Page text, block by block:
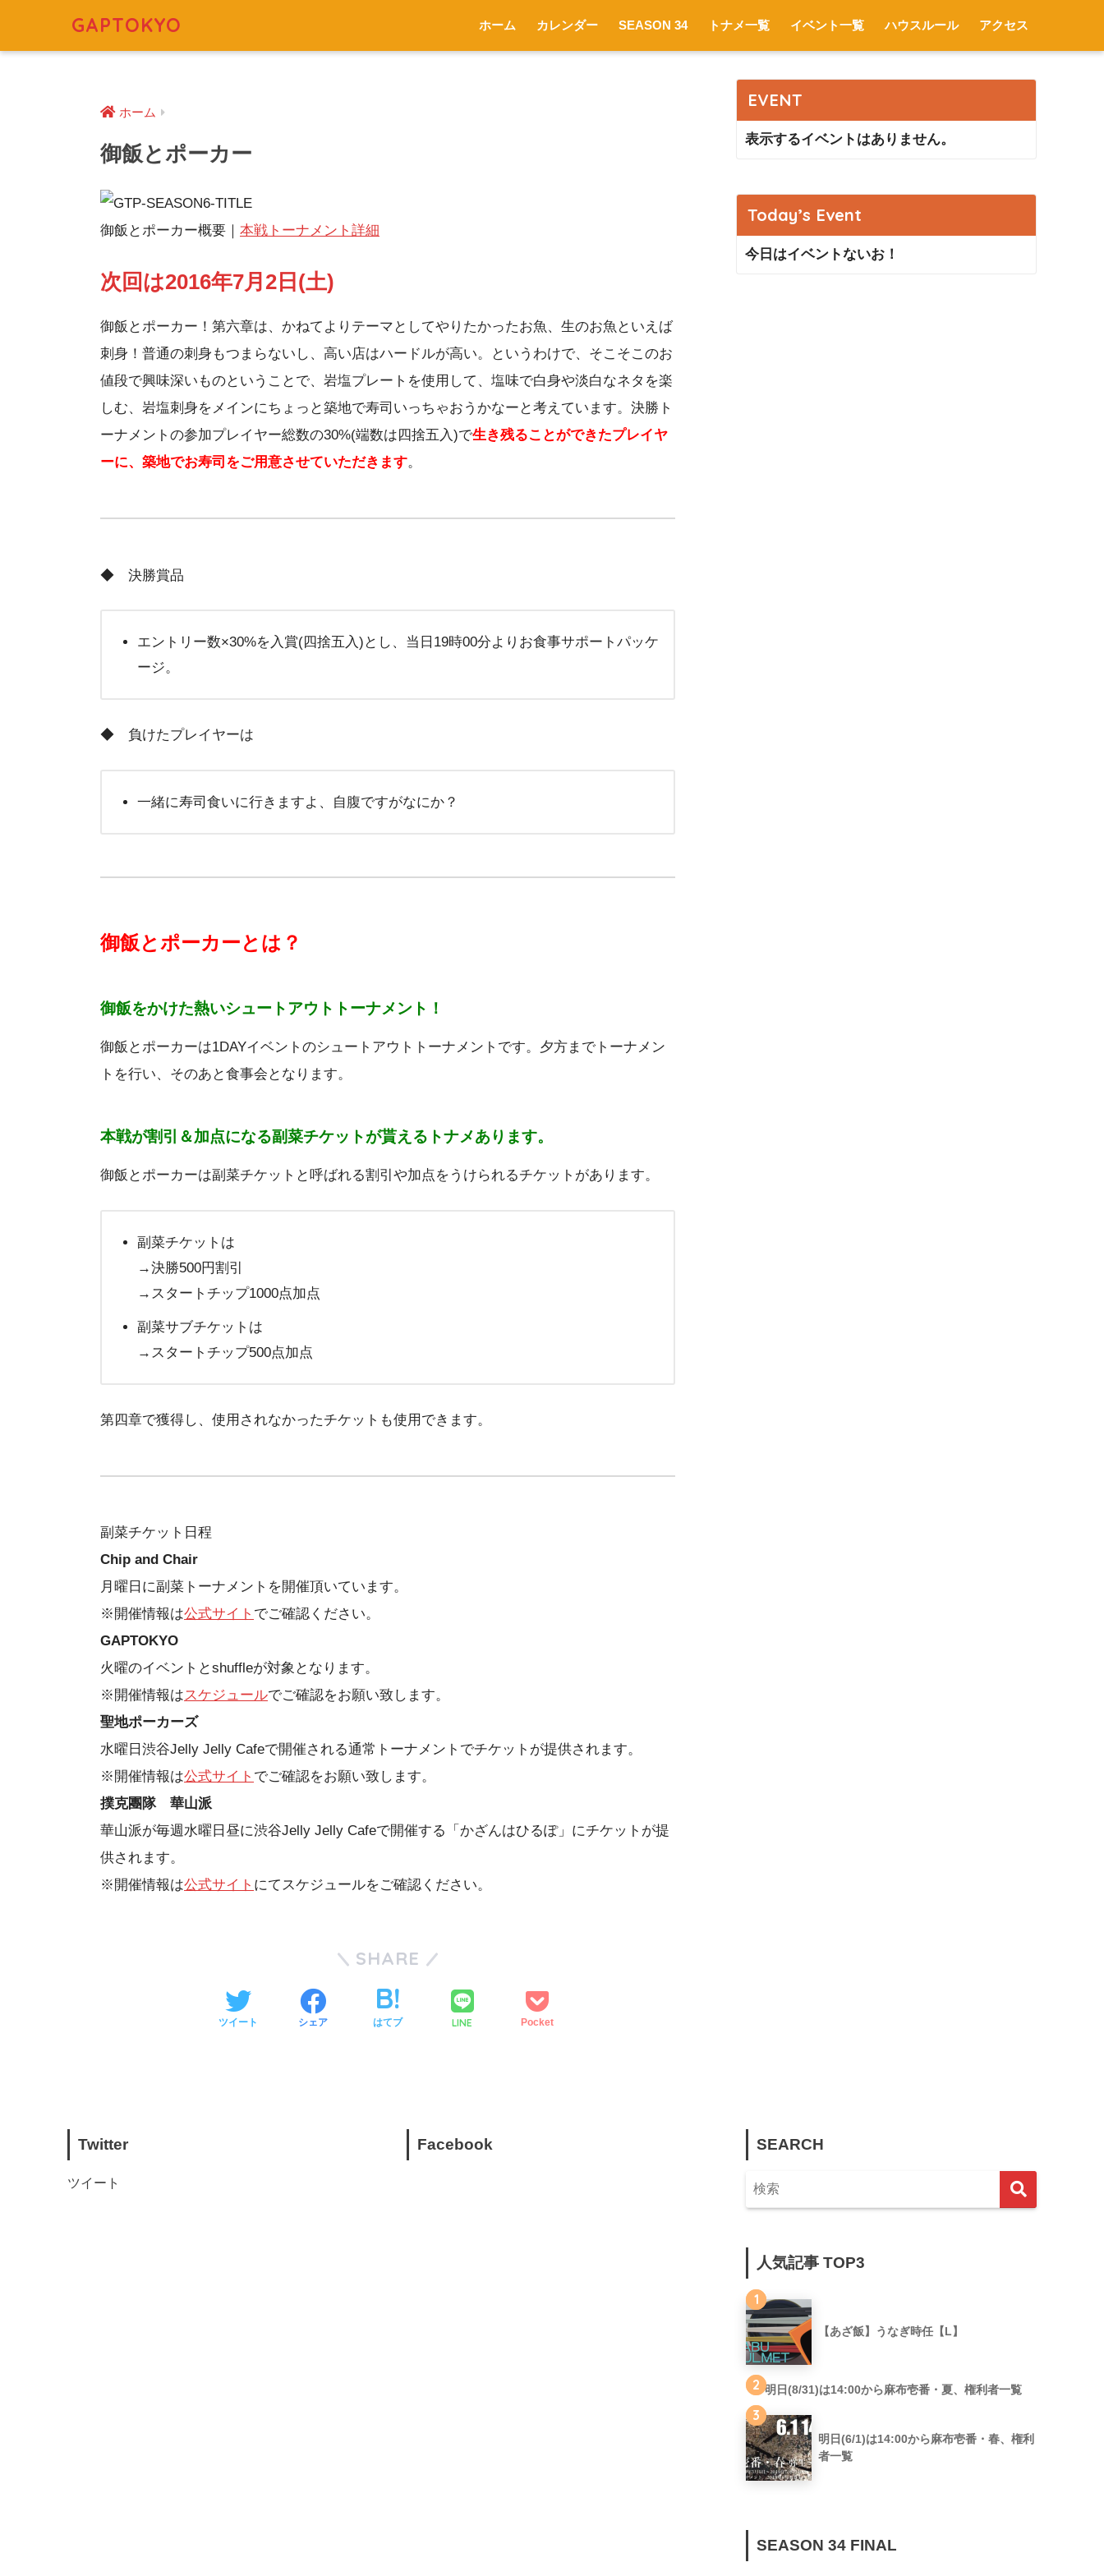
GAPTOKYO ホーム カレンダー SEASON 34 トナメ一覧 イベント一覧 ハウスルール アクセス
ホーム
御飯とポーカー
御飯とポーカー概要｜ 本戦トーナメント詳細
次回は2016年7月2日(土)
御飯とポーカー！第六章は、かねてよりテーマとしてやりたかったお魚、生のお魚といえば
刺身！普通の刺身もつまらないし、高い店はハードルが高い。というわけで、そこそこのお
値段で興味深いものということで、岩塩プレートを使用して、塩味で白身や淡白なネタを楽
しむ、岩塩刺身をメインにちょっと築地で寿司いっちゃおうかなーと考えています。決勝ト
ーナメントの参加プレイヤー総数の30%(端数は四捨五入)で生き残ることができたプレイヤ
ーに、築地でお寿司をご用意させていただきます。
◆ 決勝賞品
エントリー数×30%を入賞(四捨五入)とし、当日19時00分よりお食事サポートパッケ
ージ。
◆ 負けたプレイヤーは
一緒に寿司食いに行きますよ、自腹ですがなにか？
御飯とポーカーとは？
御飯をかけた熱いシュートアウトトーナメント！
御飯とポーカーは1DAYイベントのシュートアウトトーナメントです。夕方までトーナメン
トを行い、そのあと食事会となります。
本戦が割引＆加点になる副菜チケットが貰えるトナメあります。
御飯とポーカーは副菜チケットと呼ばれる割引や加点をうけられるチケットがあります。
副菜チケットは
→決勝500円割引
→スタートチップ1000点加点
副菜サブチケットは
→スタートチップ500点加点
第四章で獲得し、使用されなかったチケットも使用できます。
副菜チケット日程
Chip and Chair
月曜日に副菜トーナメントを開催頂いています。
※開催情報は公式サイト でご確認ください。
GAPTOKYO
火曜のイベントとshuffleが対象となります。
※開催情報はスケジュールでご確認をお願い致します。
聖地ポーカーズ
水曜日渋谷Jelly Jelly Cafeで開催される通常トーナメントでチケットが提供されます。
※開催情報は公式サイト でご確認をお願い致します。
撲克團隊 華山派
華山派が毎週水曜日昼に渋谷Jelly Jelly Cafeで開催する「かざんはひるぽ」にチケットが提
供されます。
※開催情報は公式サイト にてスケジュールをご確認ください。
SHARE
ツイート シェア はてブ LINE Pocket
EVENT
表示するイベントはありません。
Today’s Event
今日はイベントないお！
Twitter
ツイート
Facebook SEARCH
人気記事 TOP3
1
【あざ飯】うなぎ時任【L】
2 明日(8/31)は14:00から麻布壱番・夏、権利者一覧
3
明日(6/1)は14:00から麻布壱番・春、権利
者一覧
SEASON 34 FINAL